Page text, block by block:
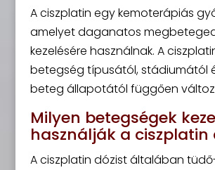
A ciszplatin egy kemoterápiás
amelyet daganatos
kezelésére használnak. A
betegség típusától, stádiumától
beteg állapotától függően
Milyen betegségek
használják a ciszplatin
A ciszplatin dózist általában